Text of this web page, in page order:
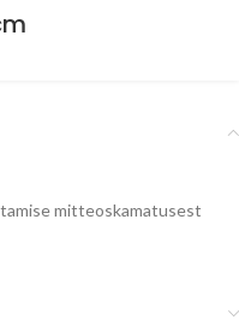
mitteoskamatusest